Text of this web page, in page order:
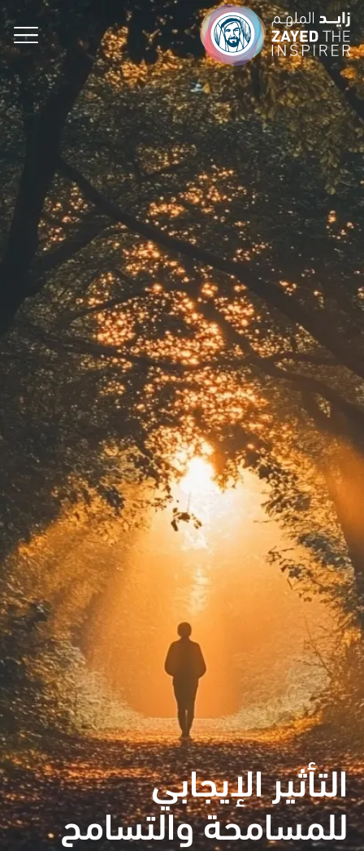
التأثير الإيجابي
للمسامحة والتسامح